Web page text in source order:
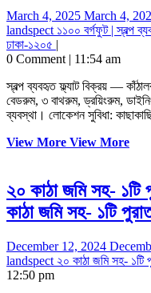
March 4, 2025 March 4,
landspect ১১০০ বর্গফুট | স্বল্প
ঢাকা-১২০৫ |
0 Comment | 11:54 am
স্বল্প ব্যবহৃত ফ্ল্যাট বিক্রয় — কাঁঠালবাগান, ধানমন্ডি, ঢাকা-১২০৫ ১১০০ বর্গফুট- ৩
বেডরুম, ৩ বাথরুম, ড্রয়িংরুম,
ব্যবস্থা। লোকেশন সুবিধা:
View More View More
২০ কাঠা জমি সহ- ১টি
কাঠা জমি সহ- ১টি
December 12, 2024
landspect ২০ কাঠা জমি সহ- ১টি
12:50 pm